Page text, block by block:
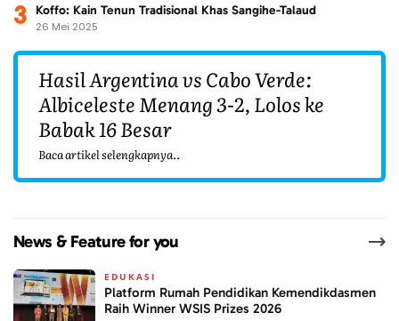
Koffo: Kain Tenun Tradisional Khas Sangihe-Talaud
26 Mei 2025
Hasil Argentina vs Cabo Verde:
Albiceleste Menang 3-2, Lolos ke
Babak 16 Besar
Baca artikel selengkapnya..
News & Feature for you
EDUKASI
Platform Rumah Pendidikan Kemendikdasmen
Raih Winner WSIS Prizes 2026